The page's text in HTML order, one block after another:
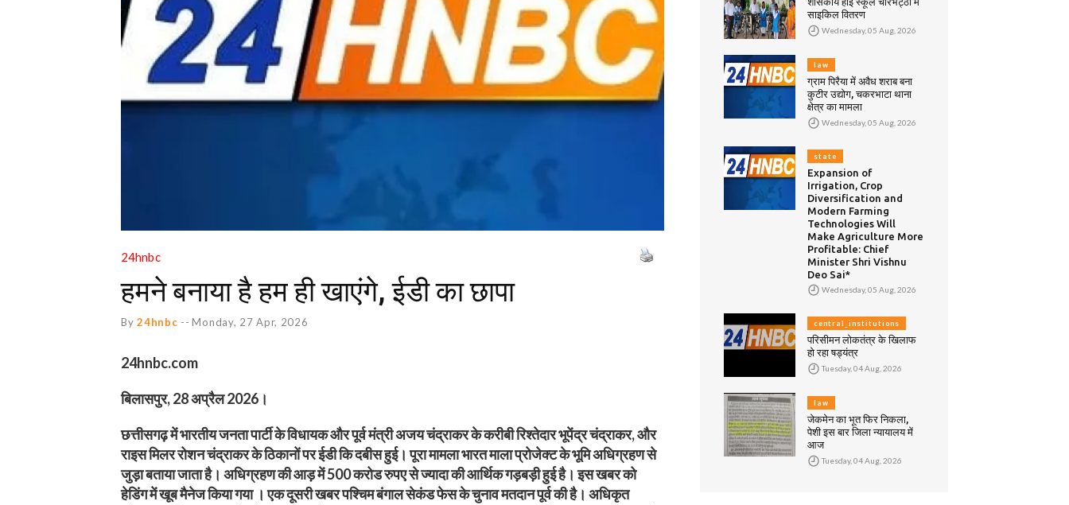
24hnbc
हमने बनाया है हम ही खाएंगे, ईडी का छापा
By24hnbc -- Monday, 27 Apr, 2026
24hnbc.com
बिलासपुर, 28 अप्रैल 2026।
छत्तीसगढ़ में भारतीय जनता पार्टी के विधायक और पूर्व मंत्री अजय चंद्राकर के करीबी रिश्तेदार भूपेंद्र चंद्राकर, और
राइस मिलर रोशन चंद्राकर के ठिकानों पर ईडी कि दबीस हुई। पूरा मामला भारत माला प्रोजेक्ट के भूमि अधिग्रहण से
जुड़ा बताया जाता है। अधिग्रहण की आड़ में 500 करोड रुपए से ज्यादा की आर्थिक गड़बड़ी हुई है। इस खबर को
हेडिंग में खूब मैनेज किया गया । एक दूसरी खबर पश्चिम बंगाल सेकंड फेस के चुनाव मतदान पूर्व की है। अधिकृत
साइकिल वितरण
Wednesday, 05 Aug, 2026
law
ग्राम पिरैया में अवैध शराब बना
कुटीर उद्योग, चकरभाटा थाना
क्षेत्र का मामला
Wednesday, 05 Aug, 2026
state
Expansion of
Irrigation, Crop
Diversification and
Modern Farming
Technologies Will
Make Agriculture More
Profitable: Chief
Minister Shri Vishnu
Deo Sai*
Wednesday, 05 Aug, 2026
central_institutions
परिसीमन लोकतंत्र के खिलाफ
हो रहा षड्यंत्र
Tuesday, 04 Aug, 2026
law
जेकमेन का भूत फिर निकला,
पेशी इस बार जिला न्यायालय में
आज
Tuesday, 04 Aug, 2026